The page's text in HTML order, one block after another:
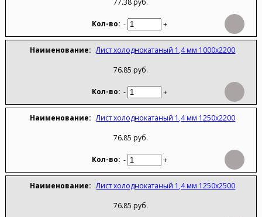
77.38 руб.
- +
Лист холоднокатаный 1,4 мм 1000х2200
76.85 руб.
- +
Лист холоднокатаный 1,4 мм 1250х2200
76.85 руб.
- +
Лист холоднокатаный 1,4 мм 1250х2500
76.85 руб.